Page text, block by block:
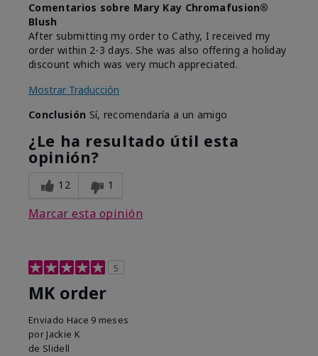
Comentarios sobre Mary Kay Chromafusion®
Blush
After submitting my order to Cathy, I received my
order within 2-3 days. She was also offering a holiday
discount which was very much appreciated.
Mostrar Traducción
Conclusión Sí, recomendaría a un amigo
¿Le ha resultado útil esta
opinión?
12 1
Marcar esta opinión
5
MK order
Enviado Hace 9 meses
por Jackie K
de Slidell